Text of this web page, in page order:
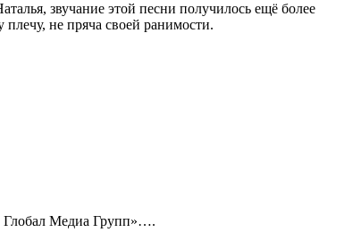
звучание этой песни получилось ещё более
не пряча своей ранимости.
Глобал Медиа Групп»….